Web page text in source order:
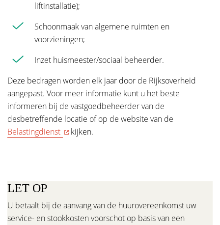
liftinstallatie);
Schoonmaak van algemene ruimten en
voorzieningen;
Inzet huismeester/sociaal beheerder.
Deze bedragen worden elk jaar door de Rijksoverheid
aangepast. Voor meer informatie kunt u het beste
informeren bij de vastgoedbeheerder van de
desbetreffende locatie of op de website van de
Belastingdienst
kijken.
LET OP
U betaalt bij de aanvang van de huurovereenkomst uw
service- en stookkosten voorschot op basis van een